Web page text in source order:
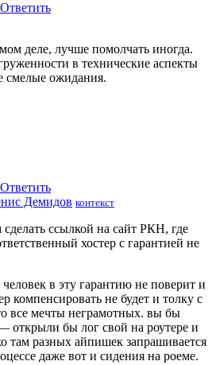
Ответить
деле, лучше помолчать иногда.
в технические аспекты
смелые ожидания.
Ответить
Демидов контекст
ссылкой на сайт РКН, где
хостер с гарантией не
в эту гарантию не поверит и
компенсировать не будет и толку с
все мечты неграмотных. вы бы
открыли бы лог свой на роутере и
там разных айпишек запрашивается
даже вот и сидения на роеме.